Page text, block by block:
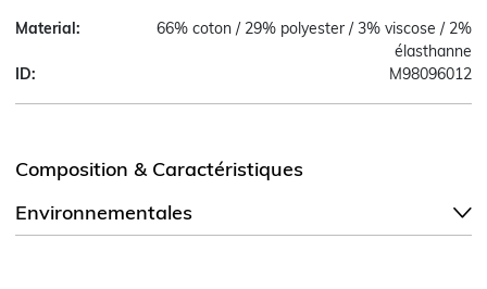
Material:
66% coton / 29% polyester / 3% viscose / 2%
élasthanne
ID:
M98096012
Composition & Caractéristiques
Environnementales